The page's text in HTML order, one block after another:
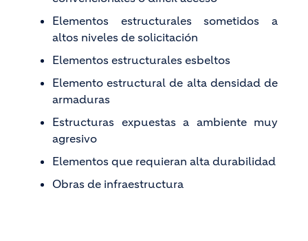
Elementos estructurales sometidos a
altos niveles de solicitación
Elementos estructurales esbeltos
Elemento estructural de alta densidad de
armaduras
Estructuras expuestas a ambiente muy
agresivo
Elementos que requieran alta durabilidad
Obras de infraestructura